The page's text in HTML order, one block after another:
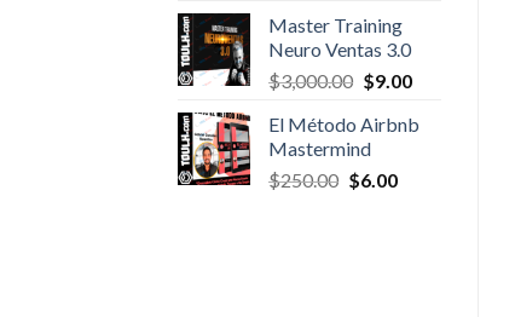
$300.00.$6.00.
Master Training
Neuro Ventas 3.0
$3,000.00 Original
was:
$3,000.00.
$9.00Current
is:
El Método Airbnb
Mastermind
$250.00 Original
$6.00Current